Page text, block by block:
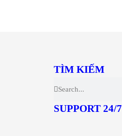
TÌM KIẾM
SUPPORT 24/7